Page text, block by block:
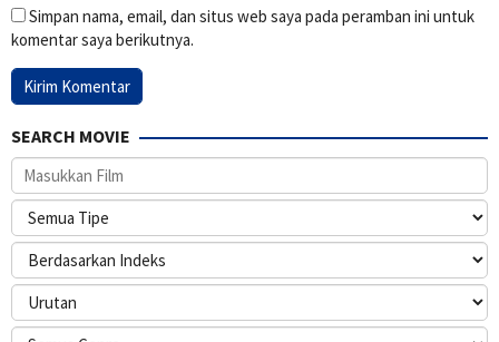
Simpan nama, email, dan situs web saya pada peramban ini untuk
komentar saya berikutnya.
SEARCH MOVIE